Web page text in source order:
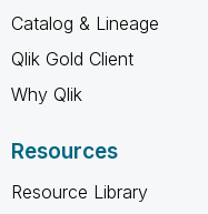
Catalog & Lineage
Qlik Gold Client
Why Qlik
Resources
Resource Library